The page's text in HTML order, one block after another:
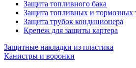
Защита топливного бака
Защита топливных и тормозных
Защита трубок кондиционера
Крепеж для защиты картера
Защитные накладки из пластика
Канистры и воронки